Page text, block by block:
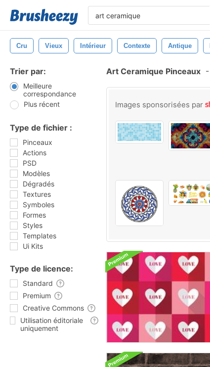
Cru Vieux Intérieur Contexte Antique
Trier par:
Meilleure
correspondance
Plus récent
Type de fichier :
Pinceaux
Actions
PSD
Modèles
Dégradés
Textures
Symboles
Formes
Styles
Templates
Ui Kits
Type de licence:
Standard
Premium
Creative Commons
Utilisation éditoriale
uniquement
Art Ceramique Pinceaux -
Images sponsorisées par